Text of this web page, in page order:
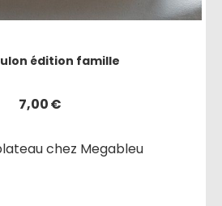
édition famille
7,00€
chez Megableu